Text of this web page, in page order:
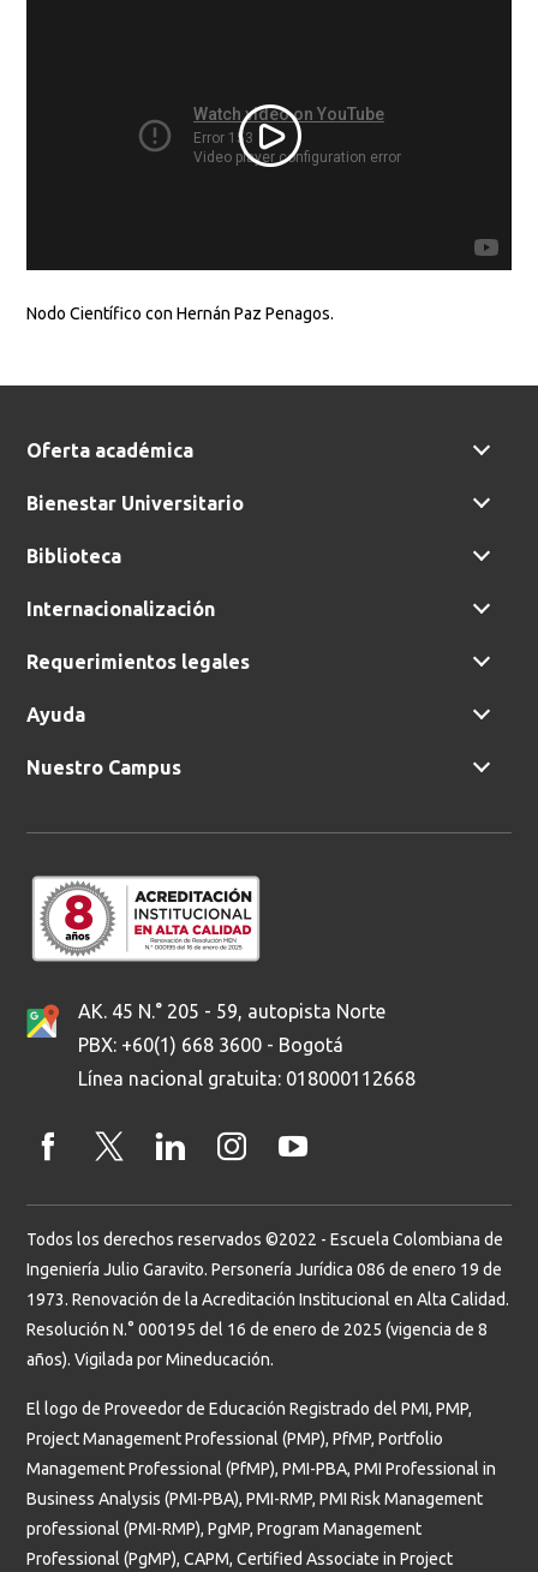
Nodo Científico con Hernán Paz Penagos.
*
Buscar
Oferta académica
Bienestar Universitario
Biblioteca
Internacionalización
Requerimientos legales
Ayuda
Nuestro Campus
AK. 45 N.° 205 - 59, autopista Norte
PBX: +60(1) 668 3600 - Bogotá
Línea nacional gratuita: 018000112668
Todos los derechos reservados ©2022 - Escuela Colombiana de
Ingeniería Julio Garavito. Personería Jurídica 086 de enero 19 de
1973. Renovación de la Acreditación Institucional en Alta Calidad.
Resolución N.° 000195 del 16 de enero de 2025 (vigencia de 8
años). Vigilada por Mineducación.
El logo de Proveedor de Educación Registrado del PMI, PMP,
Project Management Professional (PMP), PfMP, Portfolio
Management Professional (PfMP), PMI-PBA, PMI Professional in
Business Analysis (PMI-PBA), PMI-RMP, PMI Risk Management
professional (PMI-RMP), PgMP, Program Management
Professional (PgMP), CAPM, Certified Associate in Project